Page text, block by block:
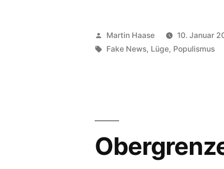
der
Populisten“
Veröffentlicht
von
Martin Haase 10. Januar
Schlagwörter:
Fake News, Lüge, Populismus